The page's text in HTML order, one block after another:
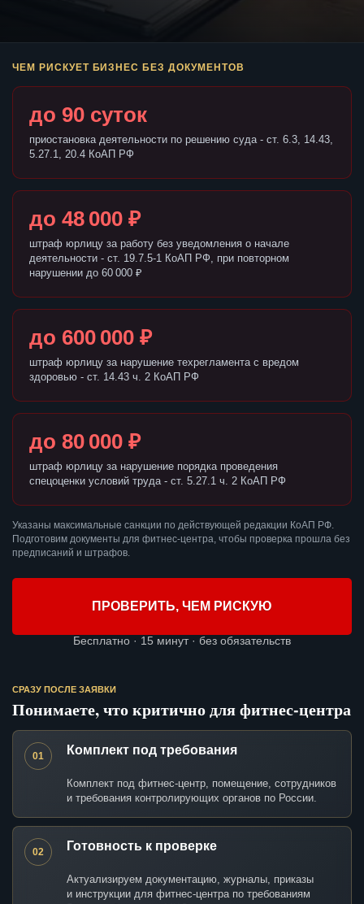
ЧЕМ РИСКУЕТ БИЗНЕС БЕЗ ДОКУМЕНТОВ
до 90 суток
приостановка деятельности по решению суда - ст. 6.3, 14.43,
5.27.1, 20.4 КоАП РФ
до 48 000 ₽
штраф юрлицу за работу без уведомления о начале
деятельности - ст. 19.7.5-1 КоАП РФ, при повторном
нарушении до 60 000 ₽
до 600 000 ₽
штраф юрлицу за нарушение техрегламента с вредом
здоровью - ст. 14.43 ч. 2 КоАП РФ
до 80 000 ₽
штраф юрлицу за нарушение порядка проведения
спецоценки условий труда - ст. 5.27.1 ч. 2 КоАП РФ
Указаны максимальные санкции по действующей редакции КоАП РФ.
Подготовим документы для фитнес-центра, чтобы проверка прошла без
предписаний и штрафов.
ПРОВЕРИТЬ, ЧЕМ РИСКУЮ
Бесплатно · 15 минут · без обязательств
СРАЗУ ПОСЛЕ ЗАЯВКИ
Понимаете, что критично для фитнес-центра
01 Комплект под требования
Комплект под фитнес-центр, помещение, сотрудников
и требования контролирующих органов по России.
02 Готовность к проверке
Актуализируем документацию, журналы, приказы
и инструкции для фитнес-центра по требованиям